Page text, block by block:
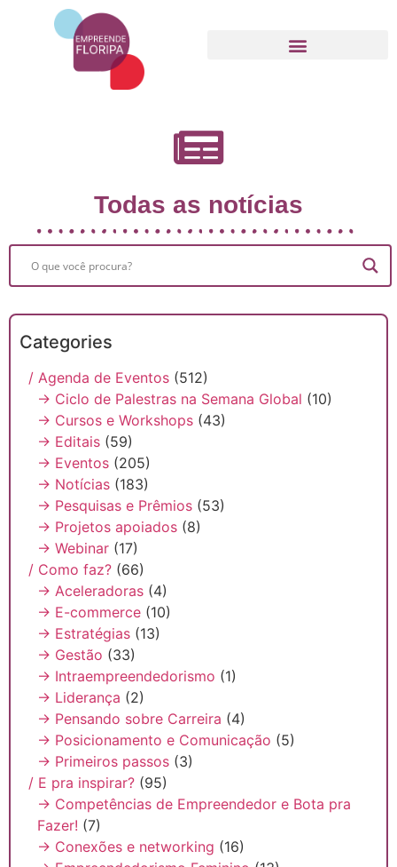
Todas as notícias
Categories
/ Agenda de Eventos (512)
→ Ciclo de Palestras na Semana Global (10)
→ Cursos e Workshops (43)
→ Editais (59)
→ Eventos (205)
→ Notícias (183)
→ Pesquisas e Prêmios (53)
→ Projetos apoiados (8)
→ Webinar (17)
/ Como faz? (66)
→ Aceleradoras (4)
→ E-commerce (10)
→ Estratégias (13)
→ Gestão (33)
→ Intraempreendedorismo (1)
→ Liderança (2)
→ Pensando sobre Carreira (4)
→ Posicionamento e Comunicação (5)
→ Primeiros passos (3)
/ E pra inspirar? (95)
→ Competências de Empreendedor e Bota pra
Fazer! (7)
→ Conexões e networking (16)